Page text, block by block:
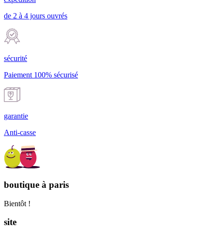
de 2 à 4 jours ouvrés
sécurité
Paiement 100% sécurisé
garantie
Anti-casse
boutique à paris
Bientôt !
site